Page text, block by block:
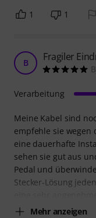
1 1
B Fragiler
Meine Kabel sind
empfehle sie wegen
eine dauerhafte
sehen sie gut aus
Pedal und
Stecker-Lösung
Mehr anzeigen
Verarbeitung